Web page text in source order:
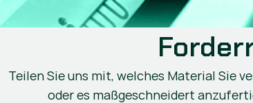
Teilen Sie uns mit, welches Material Sie
oder es maßgeschneidert